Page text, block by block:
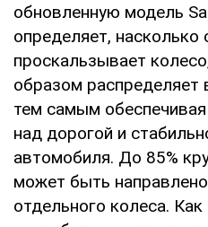
обновленную модель
определяет, насколько
проскальзывает
образом
тем самым
над дорогой и
автомобиля. До 85%
может быть
отдельного колеса.